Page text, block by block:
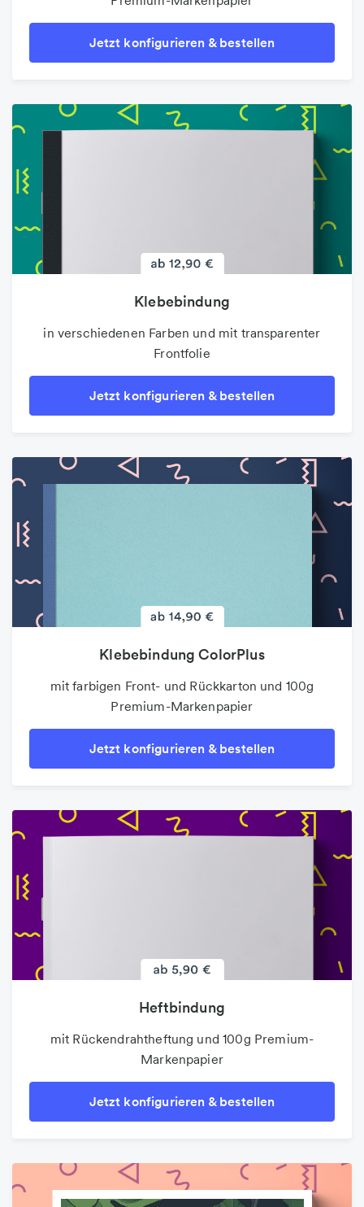
Jetzt konfigurieren & bestellen
Klebebindung
in verschiedenen Farben und mit transparenter
Frontfolie
Jetzt konfigurieren & bestellen
Klebebindung ColorPlus
mit farbigen Front- und Rückkarton und 100g
Premium-Markenpapier
Jetzt konfigurieren & bestellen
Heftbindung
mit Rückendrahtheftung und 100g Premium-
Markenpapier
Jetzt konfigurieren & bestellen